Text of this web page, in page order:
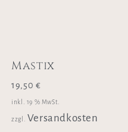
Mastix
19,50 €
inkl. 19 % MwSt.
zzgl. Versandkosten